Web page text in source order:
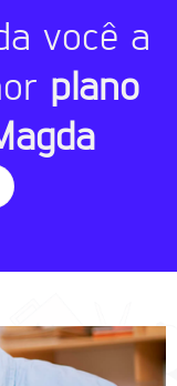
você a
plano